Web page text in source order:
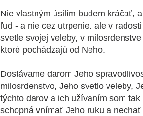
Nie vlastným úsilím budem kráčať,
ľud - a nie cez utrpenie, ale v
svetle svojej veleby, v
ktoré pochádzajú od Neho.
Dostávame darom Jeho
milosrdenstvo, Jeho svetlo veleby,
týchto darov a ich užívaním som tak
schopná vnímať Jeho ruku a